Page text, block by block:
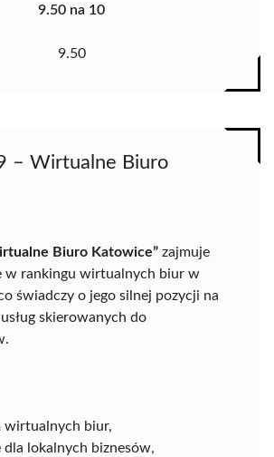
9.50 na 10
9.50
– Wirtualne Biuro
Biuro Katowice” zajmuje
w rankingu wirtualnych biur w
świadczy o jego silnej pozycji na
skierowanych do
wirtualnych biur,
dla lokalnych biznesów,